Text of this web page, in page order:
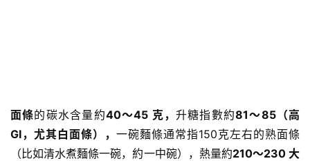
面條的碳水含量約40～45 克， 升糖指數約81～85（高
GI，尤其白面條）， 一碗麵條通常指150克左右的熟面條
（比如清水煮麵條一碗，約一中碗），熱量約210～230 大